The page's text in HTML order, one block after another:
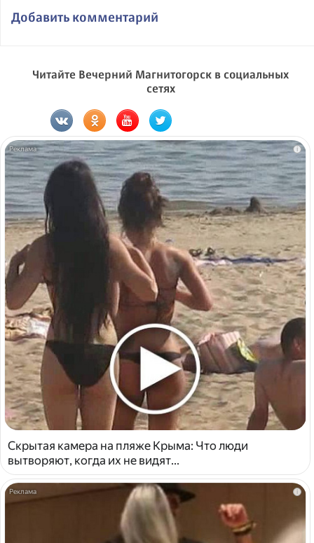
Добавить комментарий
Читайте Вечерний Магнитогорск в социальных
сетях
i
Скрытая камера на пляже Крыма: Что люди
вытворяют, когда их не видят...
i